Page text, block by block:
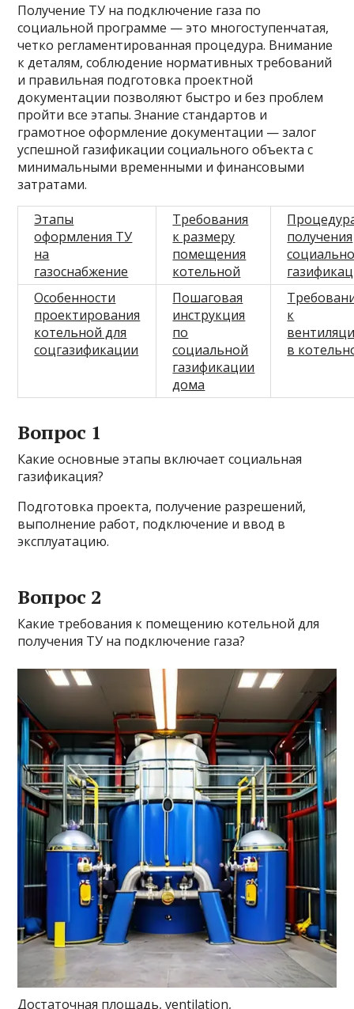
Получение ТУ на подключение газа по
социальной программе — это многоступенчатая,
четко регламентированная процедура. Внимание
к деталям, соблюдение нормативных требований
и правильная подготовка проектной
документации позволяют быстро и без проблем
пройти все этапы. Знание стандартов и
грамотное оформление документации — залог
успешной газификации социального объекта с
минимальными временными и финансовыми
затратами.
Этапы
оформления ТУ
на
газоснабжение
Требования
к размеру
помещения
котельной
получения
Особенности
проектирования
котельной для
соцгазификации
Пошаговая
инструкция
по
социальной
газификации
дома
к
в
Вопрос 1
Какие основные этапы включает социальная
газификация?
Подготовка проекта, получение разрешений,
выполнение работ, подключение и ввод в
эксплуатацию.
Вопрос 2
Какие требования к помещению котельной для
получения ТУ на подключение газа?
Достаточная площадь, ventilation,